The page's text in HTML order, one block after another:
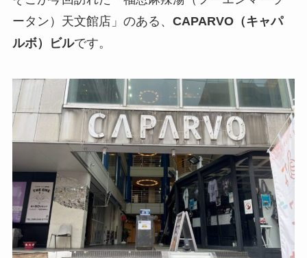
ータン）天文館店」のある、 CAPARVO（キャパ
ルボ）ビルです。